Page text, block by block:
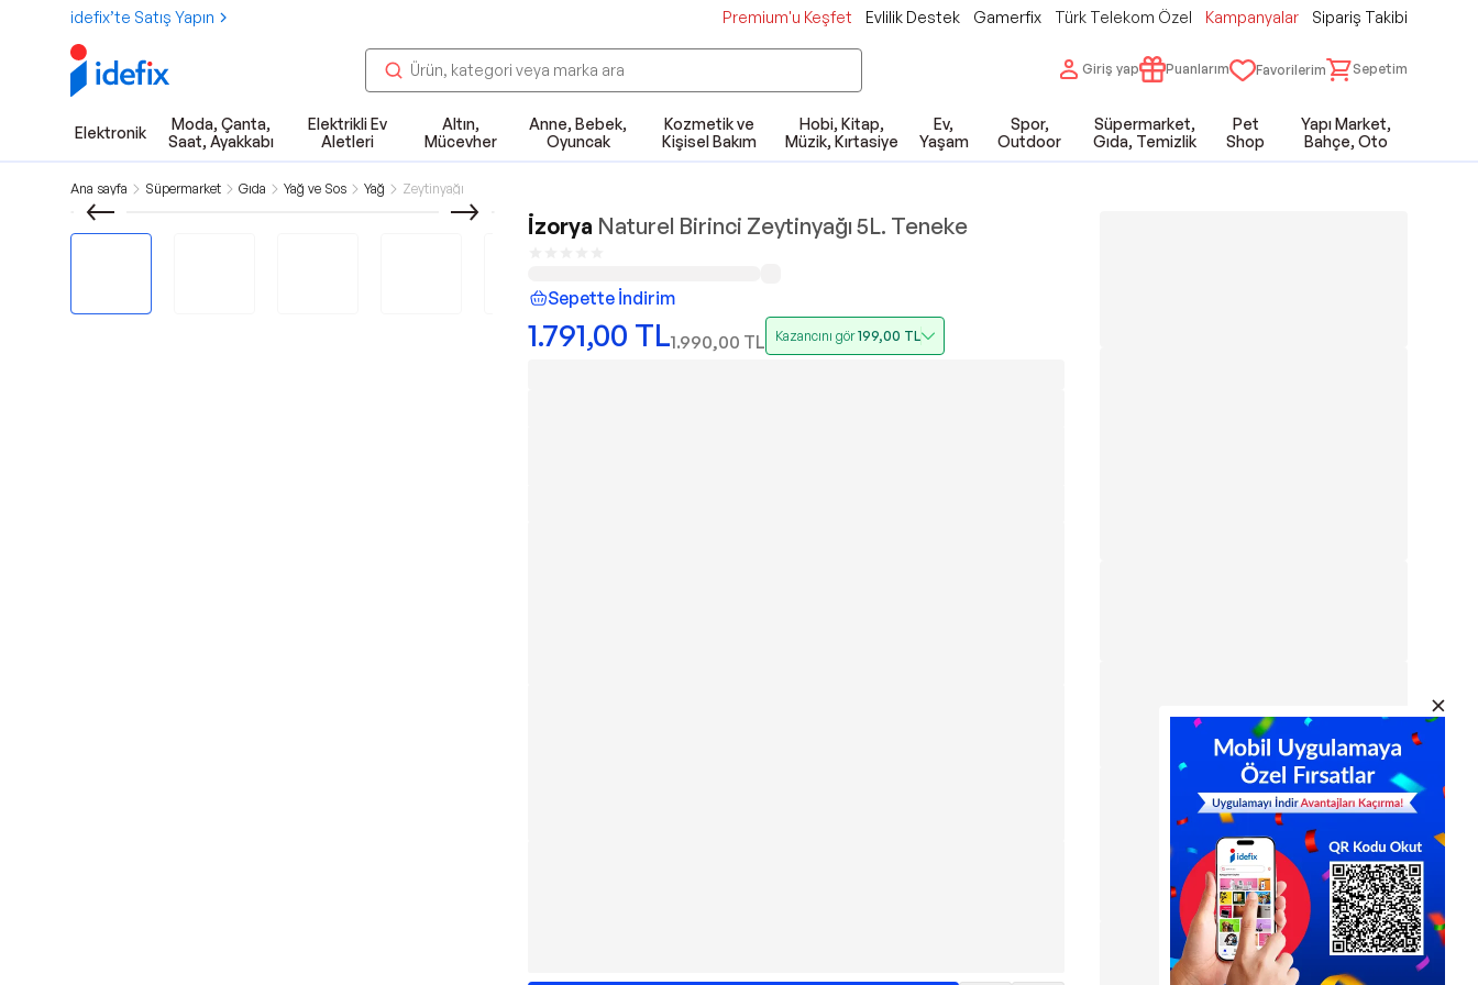
idefix’te Satış Yapın Premium'u Keşfet Evlilik Destek Gamerfix Türk Telekom Özel Kampanyalar Sipariş Takibi
Giriş yap Puanlarım Favorilerim Sepetim
Elektronik
Moda, Çanta,
Saat, Ayakkabı
Elektrikli Ev
Aletleri
Altın,
Mücevher
Anne, Bebek,
Oyuncak
Kozmetik ve
Kişisel Bakım
Hobi, Kitap,
Müzik, Kırtasiye
Ev,
Yaşam
Spor,
Outdoor
Süpermarket,
Gıda, Temizlik
Pet
Shop
Yapı Market,
Bahçe, Oto
Ana sayfa Süpermarket Gıda Yağ ve Sos Yağ Zeytinyağı
İzorya Naturel Birinci Zeytinyağı 5L. Teneke
Sepette İndirim
1.791,00 TL1.990,00 TL Kazancını gör199,00 TL